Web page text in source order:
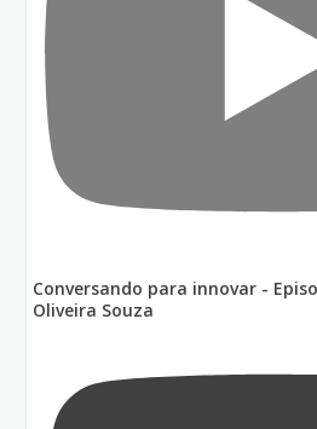
Conversando para innovar -
Oliveira Souza